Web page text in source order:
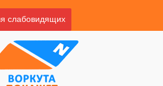
слабовидящих